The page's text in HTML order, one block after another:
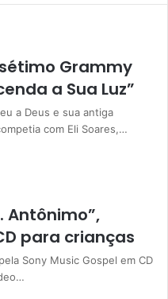
Grammy
a Sua Luz”
a Deus e sua antiga
com Eli Soares,…
Antônimo”,
para crianças
Sony Music Gospel em CD